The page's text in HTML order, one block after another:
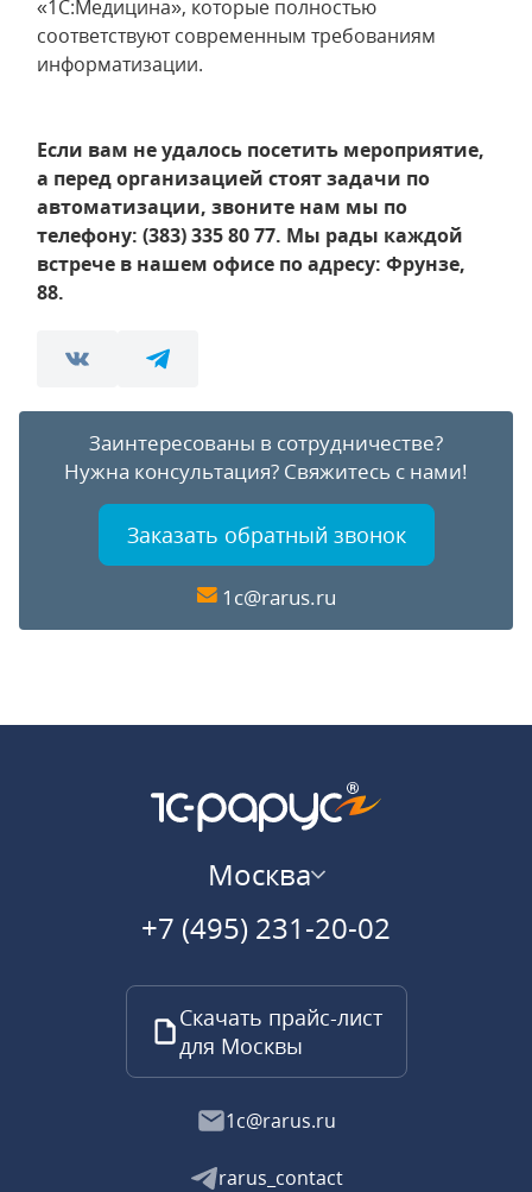
«1С:Медицина», которые полностью
соответствуют современным требованиям
информатизации.
Если вам не удалось посетить мероприятие,
а перед организацией стоят задачи по
автоматизации, звоните нам мы по
телефону: (383) 335 80 77. Мы рады каждой
встрече в нашем офисе по адресу: Фрунзе,
88.
Заинтересованы в сотрудничестве?
Нужна консультация? Свяжитесь с нами!
Заказать обратный звонок
1c@rarus.ru
Москва
+7 (495) 231-20-02
Скачать прайс-лист
для Москвы
1c@rarus.ru
rarus_contact